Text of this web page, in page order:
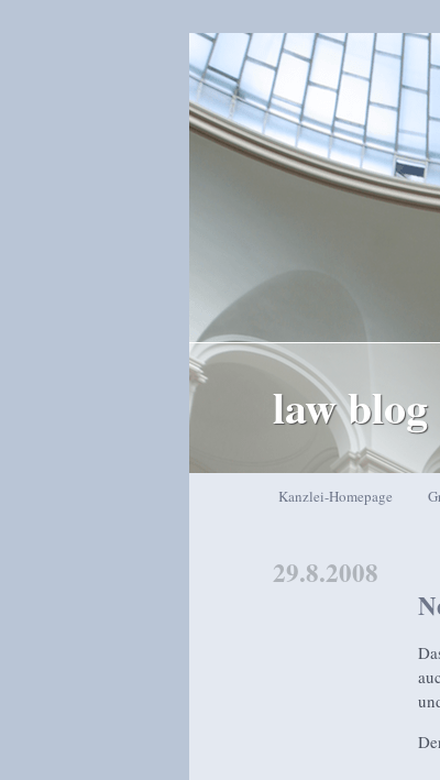
law blog
Zum Inhalt wechseln
Zum sekundären
Kanzlei-Homepage
29.8.2008